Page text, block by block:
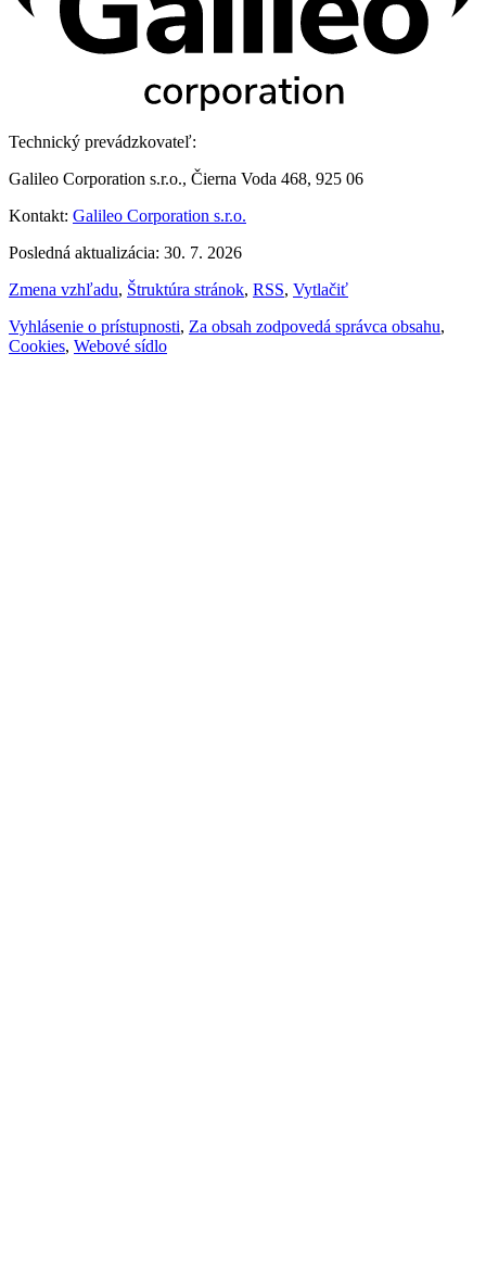
Technický prevádzkovateľ:
Galileo Corporation s.r.o., Čierna Voda 468, 925 06
Kontakt: Galileo Corporation s.r.o.
Posledná aktualizácia: 30. 7. 2026
Zmena vzhľadu, Štruktúra stránok, RSS, Vytlačiť
Vyhlásenie o prístupnosti, Za obsah zodpovedá správca obsahu,
Cookies, Webové sídlo